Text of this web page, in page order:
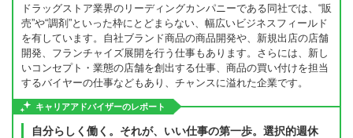
ドラッグストア業界のリーディングカンパニーである同社では、“販
売”や“調剤”といった枠にとどまらない、幅広いビジネスフィールド
を有しています。自社ブランド商品の商品開発や、新規出店の店舗
開発、フランチャイズ展開を行う仕事もあります。さらには、新し
いコンセプト・業態の店舗を創出する仕事、商品の買い付けを担当
するバイヤーの仕事などもあり、チャンスに溢れた企業です。
キャリアアドバイザーのレポート
自分らしく働く。それが、いい仕事の第一歩。選択的週休